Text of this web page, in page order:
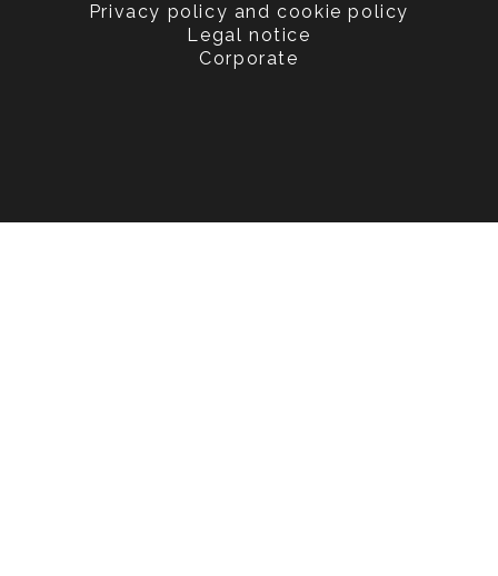
Privacy policy and cookie policy
Legal notice
Corporate